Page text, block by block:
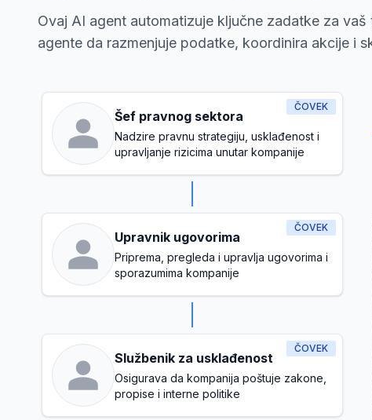
Ovaj AI agent automatizuje ključne zadatke za
agente da razmenjuje podatke, koordinira akcije i
ČOVEK
Šef pravnog sektora
Nadzire pravnu strategiju, usklađenost i
upravljanje rizicima unutar kompanije
ČOVEK
Upravnik ugovorima
Priprema, pregleda i upravlja ugovorima i
sporazumima kompanije
ČOVEK
Službenik za usklađenost
Osigurava da kompanija poštuje zakone,
propise i interne politike